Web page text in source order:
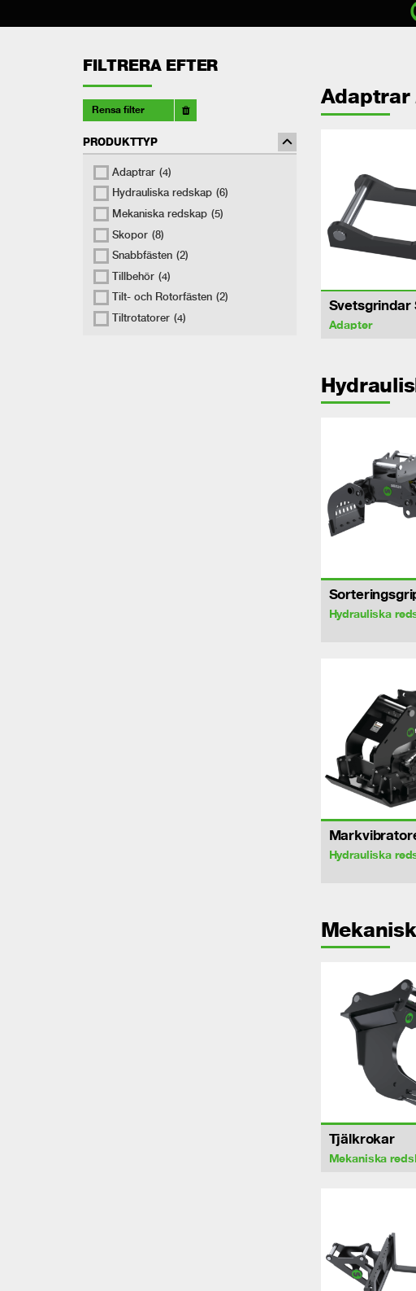
FILTRERA EFTER
Rensa filter
PRODUKTTYP
Adaptrar (4)
Hydrauliska redskap (6)
Mekaniska redskap (5)
Skopor (8)
Snabbfästen (2)
Tillbehör (4)
Tilt- och Rotorfästen (2)
Tiltrotatorer (4)
Adaptrar
Svetsgrindar
Adapter
Hydrauliska
Hydrauliska
Tjälkrokar
Mekaniska